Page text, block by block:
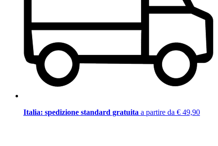
Italia: spedizione standard gratuita a partire da € 49,90